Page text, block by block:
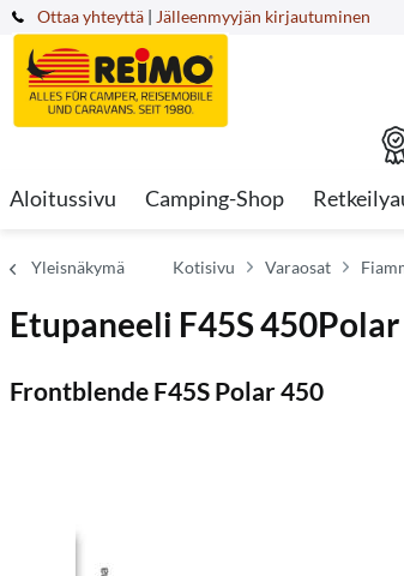
Ottaa yhteyttä | Jälleenmyyjän kirjautuminen
Aloitussivu Camping-Shop
Yleisnäkymä Kotisivu Varaosat
Etupaneeli F45S 450Polar
Frontblende F45S Polar 450